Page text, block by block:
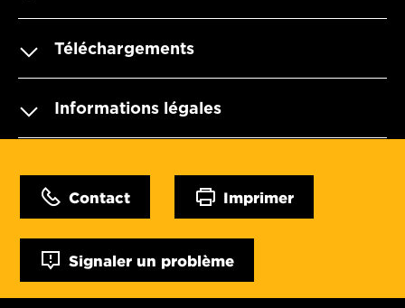
Téléchargements
Informations légales
Contact Imprimer
Signaler un problème